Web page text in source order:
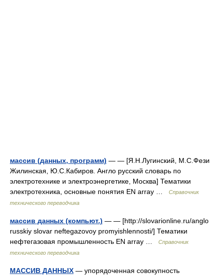
массив (данных, программ) — — [Я.Н.Лугинский, М.С.Фези
Жилинская, Ю.С.Кабиров. Англо русский словарь по
электротехнике и электроэнергетике, Москва] Тематики
электротехника, основные понятия EN array …
Справочник
технического переводчика
массив данных (компьют.) — — [http://slovarionline.ru/anglo
russkiy slovar neftegazovoy promyishlennosti/] Тематики
нефтегазовая промышленность EN array …
Справочник
технического переводчика
МАССИВ ДАННЫХ — упорядоченная совокупность